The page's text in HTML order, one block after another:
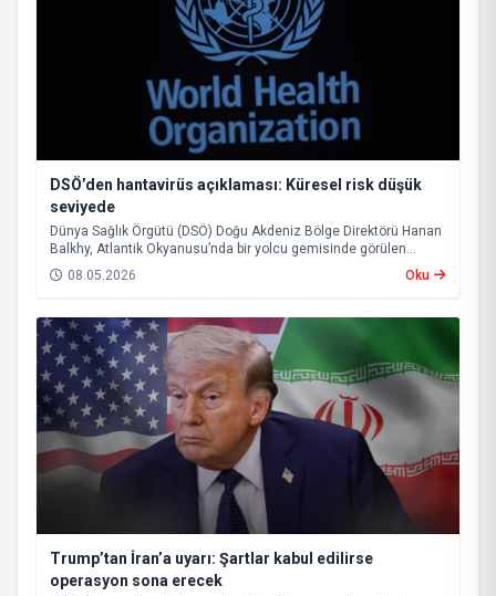
DSÖ’den hantavirüs açıklaması: Küresel risk düşük
seviyede
Dünya Sağlık Örgütü (DSÖ) Doğu Akdeniz Bölge Direktörü Hanan
Balkhy, Atlantik Okyanusu’nda bir yolcu gemisinde görülen
hantavirüs vakalarına ilişkin açıklamada bulundu.
08.05.2026 Oku
Trump’tan İran’a uyarı: Şartlar kabul edilirse
operasyon sona erecek